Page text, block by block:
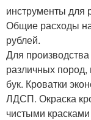
инструменты для
Общие расходы
рублей.
Для производства
различных пород,
бук. Кроватки
ЛДСП. Окраска
чистыми